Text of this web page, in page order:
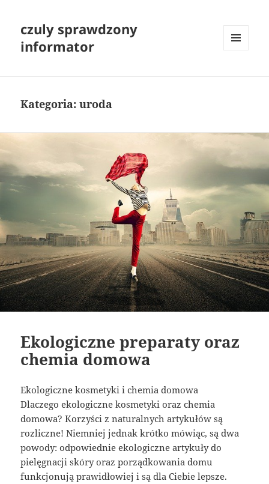
czuly sprawdzony
informator
Kategoria:uroda
Ekologiczne preparaty oraz
chemia domowa
Ekologiczne kosmetyki i chemia domowa
Dlaczego ekologiczne kosmetyki oraz chemia
domowa? Korzyści z naturalnych artykułów są
rozliczne! Niemniej jednak krótko mówiąc, są dwa
powody: odpowiednie ekologiczne artykuły do
pielęgnacji skóry oraz porządkowania domu
funkcjonują prawidłowiej i są dla Ciebie lepsze.